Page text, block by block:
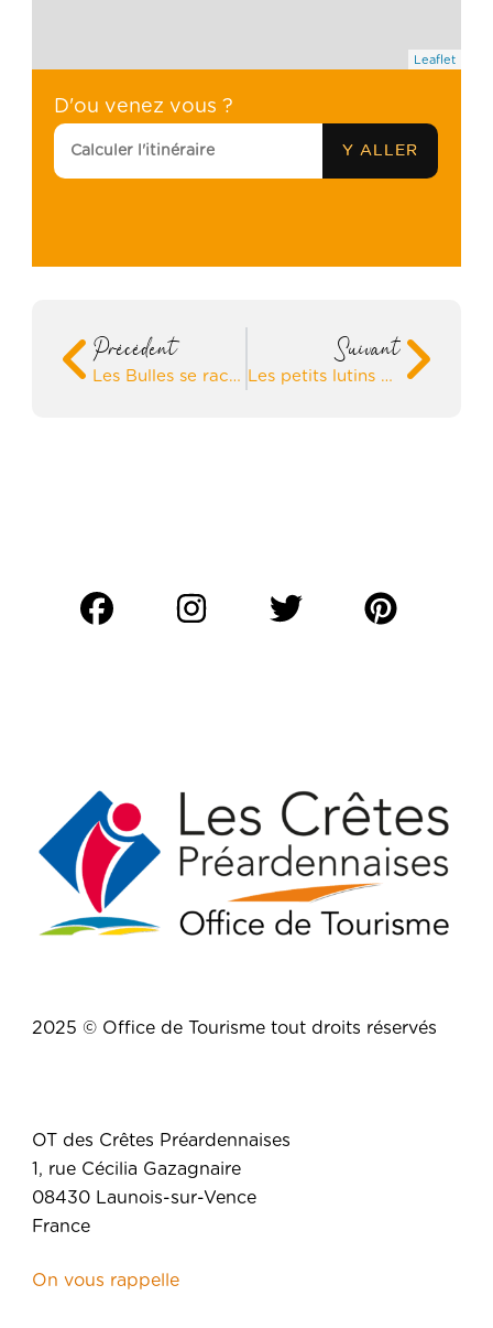
Leaflet
D'ou venez vous ?
Précédent
Les Bulles se racontent – Visite guidée en groupe
Suivant
Les petits lutins cassiniens
2025 © Office de Tourisme tout droits réservés
OT des Crêtes Préardennaises
1, rue Cécilia Gazagnaire
08430 Launois-sur-Vence
France
On vous rappelle